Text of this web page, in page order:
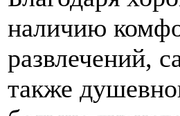
наличию
развлечений,
также